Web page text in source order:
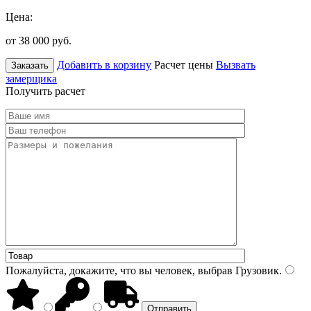
Цена:
от 38 000 руб.
Заказать Добавить в корзину Расчет цены Вызвать
замерщика
Получить расчет
Пожалуйста, докажите, что вы человек, выбрав Грузовик.